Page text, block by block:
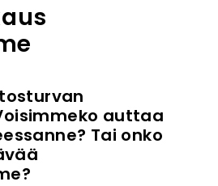
auttaa
Tai onko